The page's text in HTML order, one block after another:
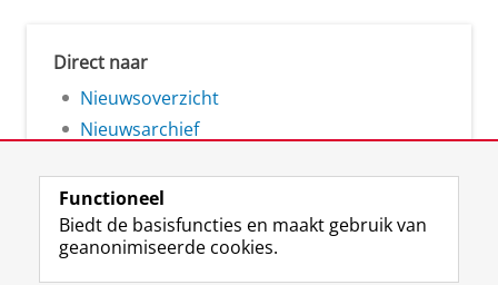
Direct naar
Nieuwsoverzicht
Nieuwsarchief
Functioneel
Biedt de basisfuncties en maakt gebruik van
geanonimiseerde cookies.